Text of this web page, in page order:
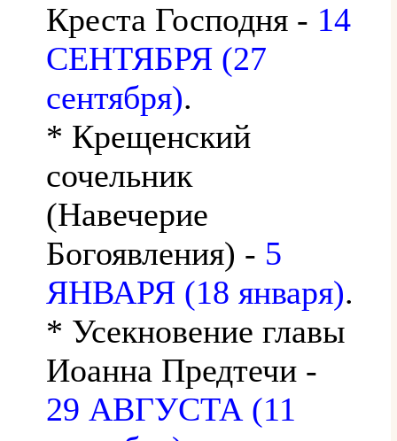
Креста Господня - 14
СЕНТЯБРЯ (27
сентября).
* Крещенский
сочельник
(Навечерие
Богоявления) - 5
ЯНВАРЯ (18 января).
* Усекновение главы
Иоанна Предтечи -
29 АВГУСТА (11